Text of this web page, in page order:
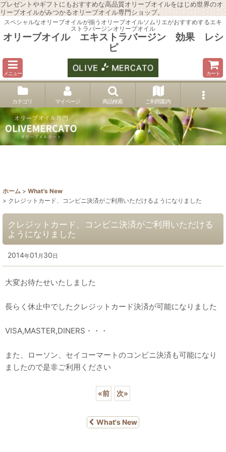
プレゼントやギフトにもおすすめな高品質オリーブオイルをはじめ世界のオ
リーブオイルがみつかるオリーブオイル専門ショップ。
スペシャルなオリーブオイルが揃うオリーブオイルソムリエがおすすめするエキ
ストラバージンオリーブオイル
オリーブオイル エキストラバージン 効果 レシ
ピ
メニュー カート
カテゴリ マイページ 商品検索 ご利用案内
ホーム > What's New
> クレジットカード、コンビニ決済がご利用いただけるようになりました
クレジットカード、コンビニ決済がご利用いただける
ようになりました
2014年01 月 30日
大変お待たせいたしました
長らく休止中でしたクレジットカード決済が可能になりました
VISA,MASTER,DINERS・・・
また、ローソン、セイコーマートのコンビニ決済も可能になり
ましたので是非ご利用ください
«前 次»
What's New